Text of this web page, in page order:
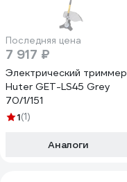
Последняя цена
7 917 ₽
Электрический триммер
Huter GET-LS45 Grey
70/1/151
1(1)
Аналоги